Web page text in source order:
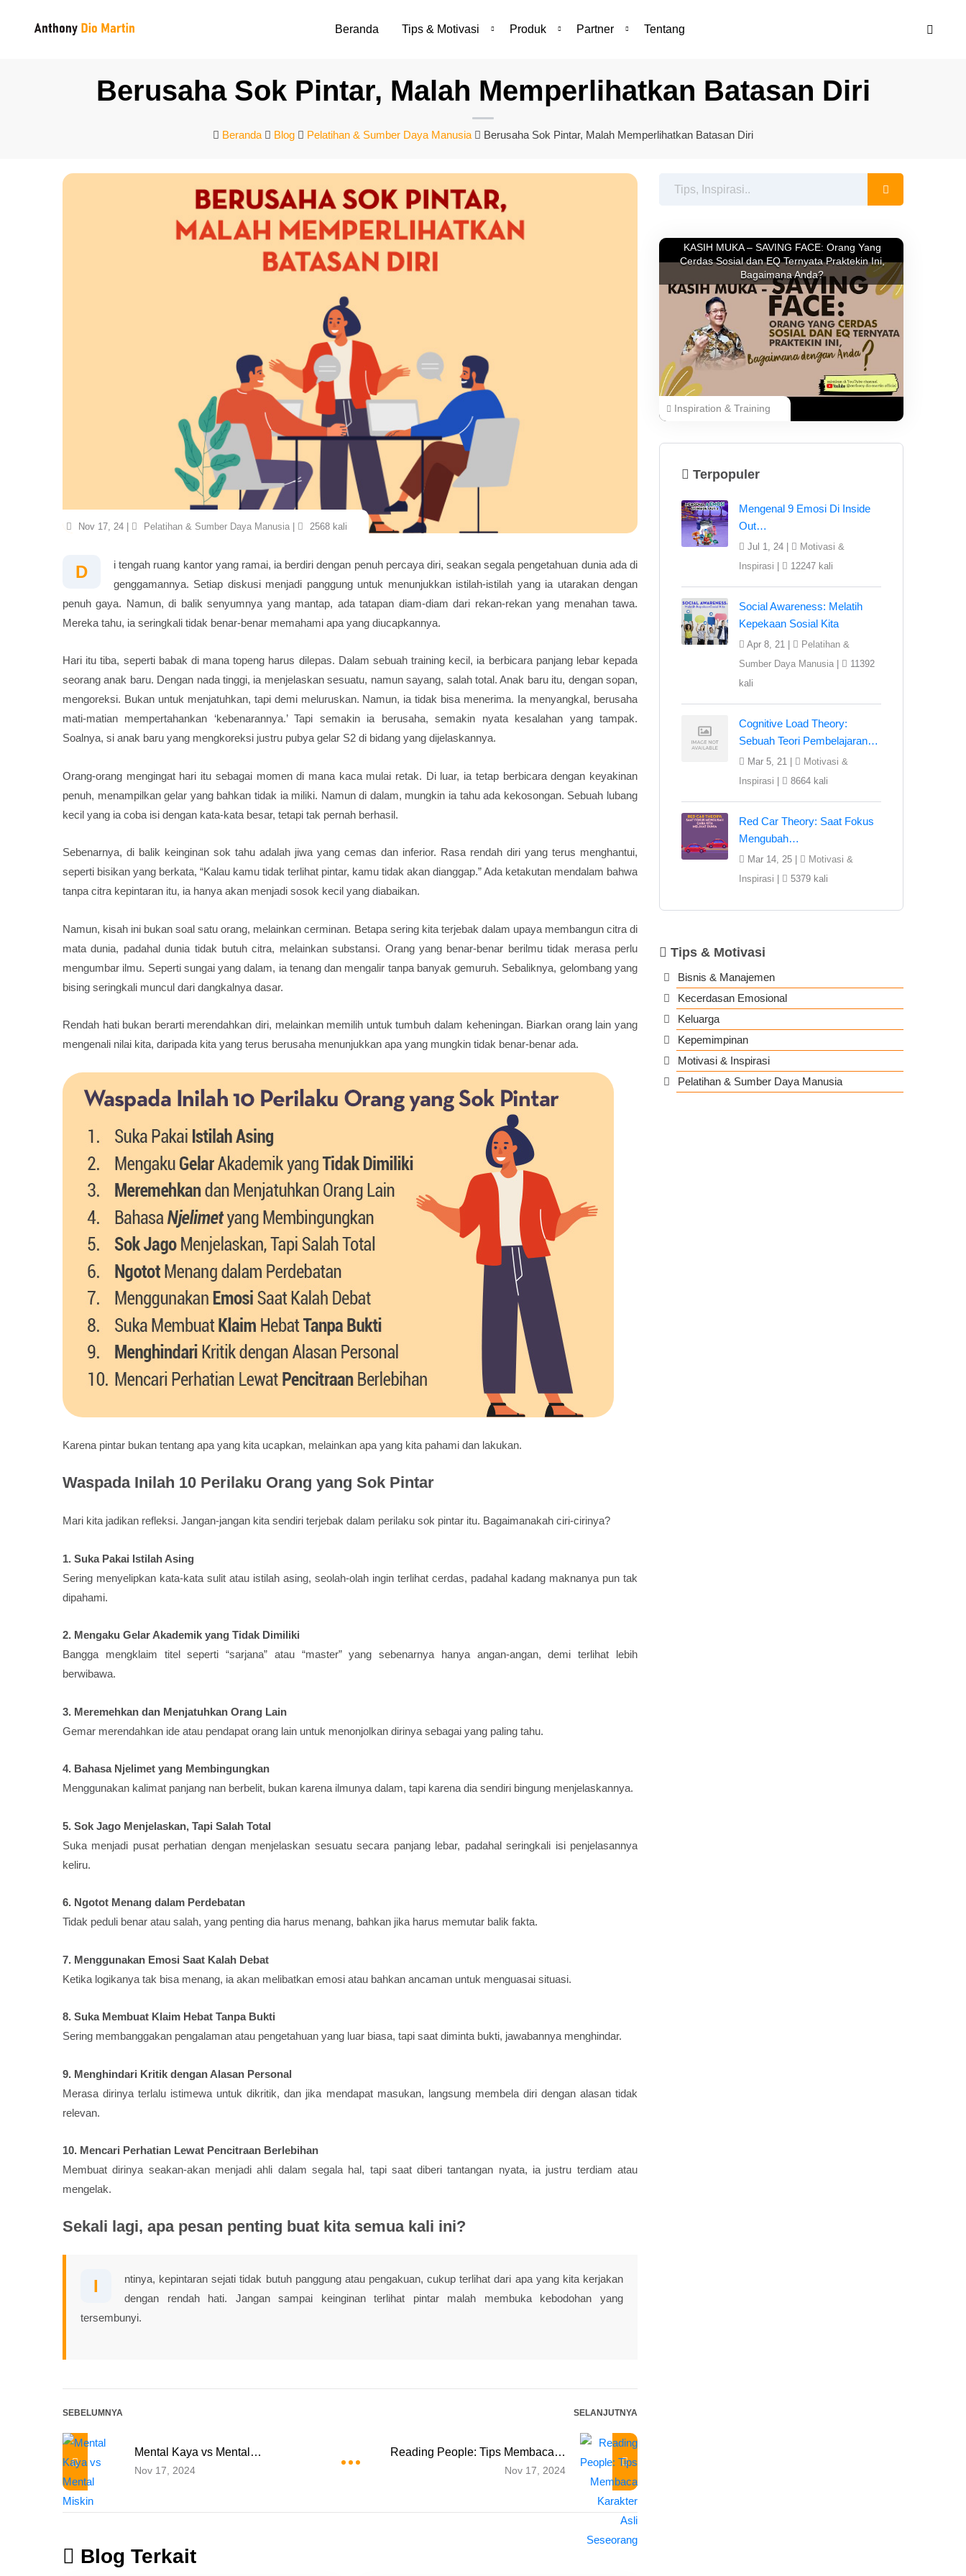
Beranda Tips & Motivasi Produk Partner Tentang
Berusaha Sok Pintar, Malah Memperlihatkan Batasan Diri
Beranda Blog Pelatihan & Sumber Daya Manusia Berusaha Sok Pintar, Malah Memperlihatkan Batasan Diri
Nov 17, 24 | Pelatihan & Sumber Daya Manusia | 2568 kali
D
i tengah ruang kantor yang ramai, ia berdiri dengan penuh percaya diri, seakan segala pengetahuan dunia ada di
genggamannya. Setiap diskusi menjadi panggung untuk menunjukkan istilah-istilah yang ia utarakan dengan
penuh gaya. Namun, di balik senyumnya yang mantap, ada tatapan diam-diam dari rekan-rekan yang menahan tawa.
Mereka tahu, ia seringkali tidak benar-benar memahami apa yang diucapkannya.
Hari itu tiba, seperti babak di mana topeng harus dilepas. Dalam sebuah training kecil, ia berbicara panjang lebar kepada
seorang anak baru. Dengan nada tinggi, ia menjelaskan sesuatu, namun sayang, salah total. Anak baru itu, dengan sopan,
mengoreksi. Bukan untuk menjatuhkan, tapi demi meluruskan. Namun, ia tidak bisa menerima. Ia menyangkal, berusaha
mati-matian mempertahankan ‘kebenarannya.’ Tapi semakin ia berusaha, semakin nyata kesalahan yang tampak.
Soalnya, si anak baru yang mengkoreksi justru pubya gelar S2 di bidang yang dijelaskannya.
Orang-orang mengingat hari itu sebagai momen di mana kaca mulai retak. Di luar, ia tetap berbicara dengan keyakinan
penuh, menampilkan gelar yang bahkan tidak ia miliki. Namun di dalam, mungkin ia tahu ada kekosongan. Sebuah lubang
kecil yang ia coba isi dengan kata-kata besar, tetapi tak pernah berhasil.
Sebenarnya, di balik keinginan sok tahu adalah jiwa yang cemas dan inferior. Rasa rendah diri yang terus menghantui,
seperti bisikan yang berkata, “Kalau kamu tidak terlihat pintar, kamu tidak akan dianggap.” Ada ketakutan mendalam bahwa
tanpa citra kepintaran itu, ia hanya akan menjadi sosok kecil yang diabaikan.
Namun, kisah ini bukan soal satu orang, melainkan cerminan. Betapa sering kita terjebak dalam upaya membangun citra di
mata dunia, padahal dunia tidak butuh citra, melainkan substansi. Orang yang benar-benar berilmu tidak merasa perlu
mengumbar ilmu. Seperti sungai yang dalam, ia tenang dan mengalir tanpa banyak gemuruh. Sebaliknya, gelombang yang
bising seringkali muncul dari dangkalnya dasar.
Rendah hati bukan berarti merendahkan diri, melainkan memilih untuk tumbuh dalam keheningan. Biarkan orang lain yang
mengenali nilai kita, daripada kita yang terus berusaha menunjukkan apa yang mungkin tidak benar-benar ada.
Karena pintar bukan tentang apa yang kita ucapkan, melainkan apa yang kita pahami dan lakukan.
Waspada Inilah 10 Perilaku Orang yang Sok Pintar
Mari kita jadikan refleksi. Jangan-jangan kita sendiri terjebak dalam perilaku sok pintar itu. Bagaimanakah ciri-cirinya?
1. Suka Pakai Istilah Asing
Sering menyelipkan kata-kata sulit atau istilah asing, seolah-olah ingin terlihat cerdas, padahal kadang maknanya pun tak
dipahami.
2. Mengaku Gelar Akademik yang Tidak Dimiliki
Bangga mengklaim titel seperti “sarjana” atau “master” yang sebenarnya hanya angan-angan, demi terlihat lebih
berwibawa.
3. Meremehkan dan Menjatuhkan Orang Lain
Gemar merendahkan ide atau pendapat orang lain untuk menonjolkan dirinya sebagai yang paling tahu.
4. Bahasa Njelimet yang Membingungkan
Menggunakan kalimat panjang nan berbelit, bukan karena ilmunya dalam, tapi karena dia sendiri bingung menjelaskannya.
5. Sok Jago Menjelaskan, Tapi Salah Total
Suka menjadi pusat perhatian dengan menjelaskan sesuatu secara panjang lebar, padahal seringkali isi penjelasannya
keliru.
6. Ngotot Menang dalam Perdebatan
Tidak peduli benar atau salah, yang penting dia harus menang, bahkan jika harus memutar balik fakta.
7. Menggunakan Emosi Saat Kalah Debat
Ketika logikanya tak bisa menang, ia akan melibatkan emosi atau bahkan ancaman untuk menguasai situasi.
8. Suka Membuat Klaim Hebat Tanpa Bukti
Sering membanggakan pengalaman atau pengetahuan yang luar biasa, tapi saat diminta bukti, jawabannya menghindar.
9. Menghindari Kritik dengan Alasan Personal
Merasa dirinya terlalu istimewa untuk dikritik, dan jika mendapat masukan, langsung membela diri dengan alasan tidak
relevan.
10. Mencari Perhatian Lewat Pencitraan Berlebihan
Membuat dirinya seakan-akan menjadi ahli dalam segala hal, tapi saat diberi tantangan nyata, ia justru terdiam atau
mengelak.
Sekali lagi, apa pesan penting buat kita semua kali ini?
I
ntinya, kepintaran sejati tidak butuh panggung atau pengakuan, cukup terlihat dari apa yang kita kerjakan
dengan rendah hati. Jangan sampai keinginan terlihat pintar malah membuka kebodohan yang
tersembunyi.
SEBELUMNYA
Mental Kaya vs Mental…
Nov 17, 2024
SELANJUTNYA
Reading People: Tips Membaca…
Nov 17, 2024
Blog Terkait
KASIH MUKA – SAVING FACE: Orang Yang
Cerdas Sosial dan EQ Ternyata Praktekin Ini,
Bagaimana Anda?
Inspiration & Training
Terpopuler
Mengenal 9 Emosi Di Inside
Out…
Jul 1, 24 |
Motivasi &
Inspirasi
12247 kali
Social Awareness: Melatih
Kepekaan Sosial Kita
Apr 8, 21 |
Pelatihan &
Sumber Daya Manusia
11392
kali
Cognitive Load Theory:
Sebuah Teori Pembelajaran…
Mar 5, 21 |
Motivasi &
Inspirasi
8664 kali
Red Car Theory: Saat Fokus
Mengubah…
Mar 14, 25 |
Motivasi &
Inspirasi
5379 kali
Tips & Motivasi
Bisnis & Manajemen
Kecerdasan Emosional
Keluarga
Kepemimpinan
Motivasi & Inspirasi
Pelatihan & Sumber Daya Manusia